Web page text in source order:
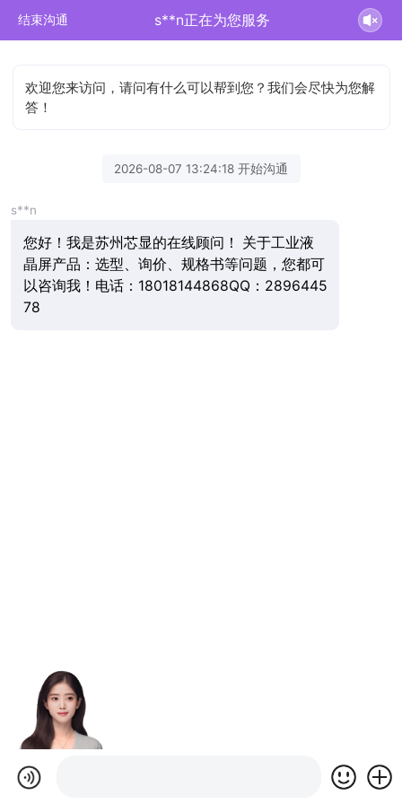
结束沟通 s**n正在为您服务
欢迎您来访问，请问有什么可以帮到您？我们会尽快为您解
答！
2026-08-07 13:24:18 开始沟通
s**n
您好！我是苏州芯显的在线顾问！ 关于工业液
晶屏产品：选型、询价、规格书等问题，您都可
以咨询我！电话：18018144868QQ：2896445
78